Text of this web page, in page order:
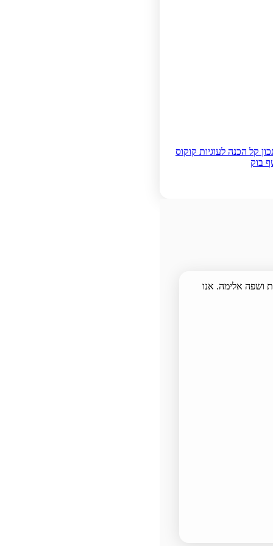
קל הכנה לעוגיות קוקוס
בוק
ושפה אלימה. אנו